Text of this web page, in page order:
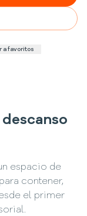
a favoritos
espacio de
contener,
el primer